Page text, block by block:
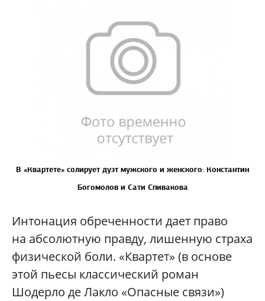
В «Квартете» солирует дуэт мужского и женского: Константин
Богомолов и Сати Спивакова
Интонация обреченности дает право
на абсолютную правду, лишенную страха
физической боли. «Квартет» (в основе
этой пьесы классический роман
Шодерло де Лакло «Опасные связи»)